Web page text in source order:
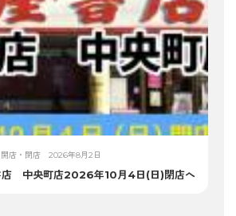
店・閉店 2026年8月2日
店 中央町店2026年10月4日(日)閉店へ